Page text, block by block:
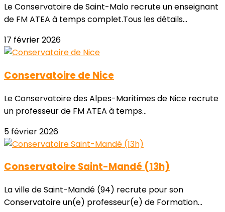
Le Conservatoire de Saint-Malo recrute un enseignant
de FM ATEA à temps complet.Tous les détails...
17 février 2026
Conservatoire de Nice
Le Conservatoire des Alpes-Maritimes de Nice recrute
un professeur de FM ATEA à temps...
5 février 2026
Conservatoire Saint-Mandé (13h)
La ville de Saint-Mandé (94) recrute pour son
Conservatoire un(e) professeur(e) de Formation...